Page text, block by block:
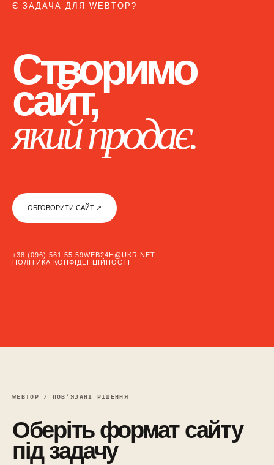
Є ЗАДАЧА ДЛЯ WEBTOP?
Створимо
сайт,
який продає.
ОБГОВОРИТИ САЙТ ↗︎
+38 (096) 561 55 59WEB24H@UKR.NET
ПОЛІТИКА КОНФІДЕНЦІЙНОСТІ
WEBTOP / ПОВ’ЯЗАНІ РІШЕННЯ
Оберіть формат сайту
під задачу